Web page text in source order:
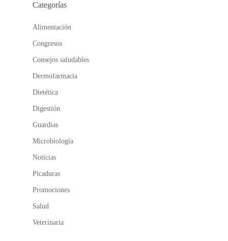
Categorías
Alimentación
Congresos
Consejos saludables
Dermofarmacia
Dietética
Digestión
Guardias
Microbiología
Noticias
Picaduras
Promociones
Salud
Veterinaria